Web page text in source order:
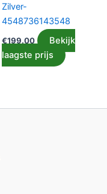
Zilver-
4548736143548
€199.00
Bekijk
laagste prijs